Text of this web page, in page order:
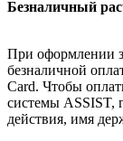
Безналичный
При оформлении
безналичной
Card. Чтобы
системы ASSIST,
действия, имя